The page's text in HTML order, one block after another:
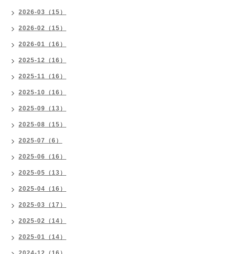
2026-03（15）
2026-02（15）
2026-01（16）
2025-12（16）
2025-11（16）
2025-10（16）
2025-09（13）
2025-08（15）
2025-07（6）
2025-06（16）
2025-05（13）
2025-04（16）
2025-03（17）
2025-02（14）
2025-01（14）